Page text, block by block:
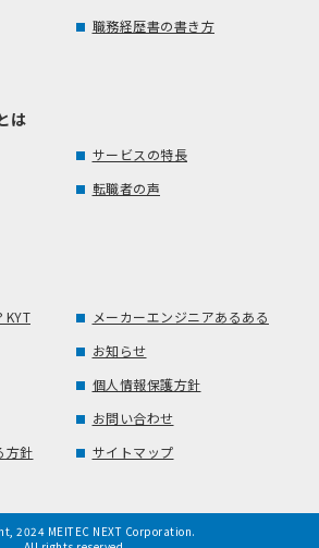
職務経歴書の書き方
は
サービスの特長
転職者の声
KYT
メーカーエンジニアあるある
お知らせ
個人情報保護方針
お問い合わせ
方針
サイトマップ
2024 MEITEC NEXT Corporation.